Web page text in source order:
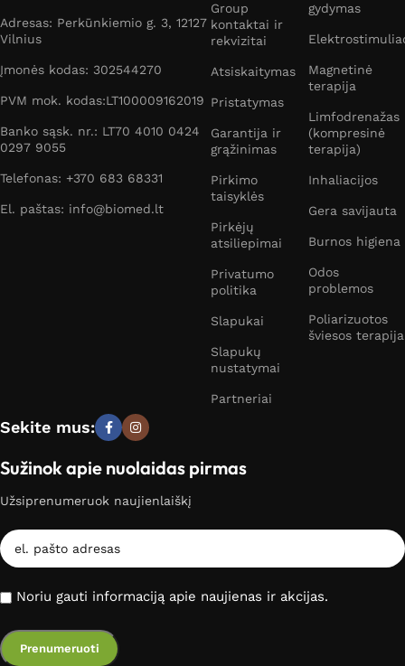
Adresas: Perkūnkiemio g. 3, 12127
Vilnius
Įmonės kodas: 302544270
PVM mok. kodas:LT100009162019
Banko sąsk. nr.: LT70 4010 0424
0297 9055
Telefonas: +370 683 68331
El. paštas: info@biomed.lt
Group
kontaktai ir
rekvizitai
Atsiskaitymas
Pristatymas
Garantija ir
grąžinimas
Pirkimo
taisyklės
Pirkėjų
atsiliepimai
Privatumo
politika
Slapukai
Slapukų
nustatymai
Partneriai
gydymas
Magnetinė
terapija
Limfodrenažas
(kompresinė
terapija)
Inhaliacijos
Gera savijauta
Burnos higiena
Odos
problemos
Poliarizuotos
šviesos terapija
Sekite mus:
Sužinok apie nuolaidas pirmas
Užsiprenumeruok naujienlaiškį
Noriu gauti informaciją apie naujienas ir akcijas.